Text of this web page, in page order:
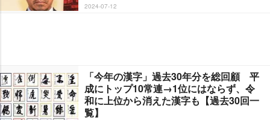
2024-07-12
「今年の漢字」過去30年分を総回顧 平
成にトップ10常連→1位にはならず、令
和に上位から消えた漢字も【過去30回一
覧】